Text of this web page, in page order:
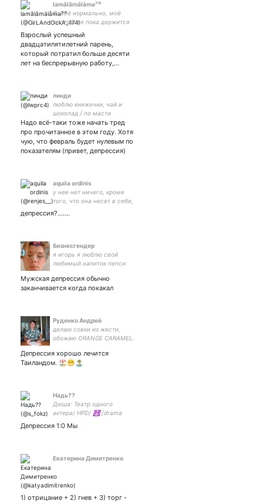
lamãlâmälåma⁷’⁸
Я: всё нормально, моё
состояние пока держится
Джисоне • bts ⟬⟭ ⟭⟬ ⁷• skz ⁸
•
Взрослый успешный
двадцатипятилетний парень,
который потратил больше десяти
лет на беспрерывную работу,…
линди
люблю книжечки, чай и
шоколад / по масти
юристка
Надо всё-таки тоже начать тред
про прочитанное в этом году. Хотя
чую, что февраль будет нулевым по
показателям (привет, депрессия)
aquila ordinis
у нее нет ничего, кроме
того, что она несет в себе,
и единственное, чего она
депрессия?.......
бизнесгендер
я игорь я люблю свой
любимый напиток пепси
Мужская депрессия обычно
заканчивается когда покакал
Руденко Андрей
делаю совки из жести,
обожаю ORANGE CARAMEL.
sometimes I take pictures.
my priority is bright, kind,
Депрессия хорошо лечится
Таиландом. 🏖️😁🏝️
Надь??
Дюша: Театр одного
актера/ HPD/ ☮️ /drama
Депрессия 1:0 Мы
Екатерина Димитренко
1) отрицание + 2) гнев + 3) торг -